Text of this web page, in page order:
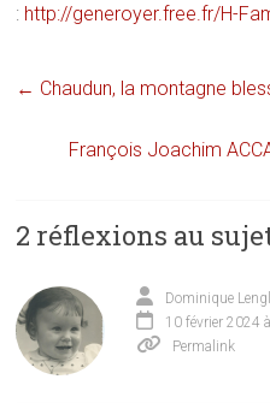
: http://generoyer.free.fr/H-
← Chaudun, la montagne
François Joachim
2 réflexions au
Dominique
10 février 2024
Permalink